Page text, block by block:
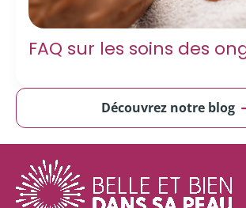
FAQ sur les soins des
Découvrez notre blog